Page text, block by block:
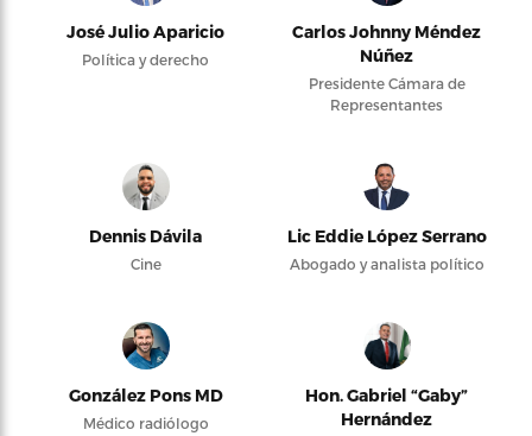
José Julio Aparicio
Política y derecho
Carlos Johnny Méndez
Núñez
Presidente Cámara de
Representantes
Dennis Dávila
Cine
Lic Eddie López Serrano
Abogado y analista político
González Pons MD
Médico radiólogo
Hon. Gabriel “Gaby”
Hernández